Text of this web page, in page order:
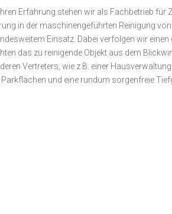
Erfahrung stehen wir als Fachbetrieb für
in der maschinen­geführten Reinigung
Einsatz. Dabei verfolgen wir einen
das zu reinigende Objekt aus dem
Vertreters, wie z.B. einer
und eine rundum sorgenfreie